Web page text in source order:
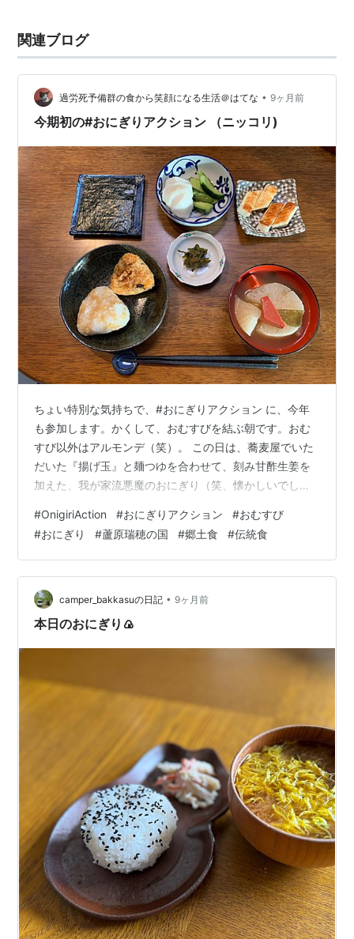
関連ブログ
過労死予備群の食から笑顔になる生活＠はてな • 9ヶ月前
今期初の#おにぎりアクション （ニッコリ)
ちょい特別な気持ちで、#おにぎりアクション に、今年
も参加します。かくして、おむすびを結ぶ朝です。おむ
すび以外はアルモンデ（笑）。 この日は、蕎麦屋でいた
だいた『揚げ玉』と麺つゆを合わせて、刻み甘酢生姜を
加えた、我が家流悪魔のおにぎり（笑、懐かしいでし
ンでカリカリ食感をプラスしたおにぎり、としました。
有明の海苔、青唐辛子味噌、胡瓜と蕪の塩蜜柑漬け、け
んちん汁で、定食仕立てにしました。 （私の育った家で
は、おむすび。昨今の世間は、おにぎりのようなので、
この記事には混在しています、ご勘弁を。） 毎日、お弁
当を整える我が家。普段、私があまり、自分の…
#OnigiriAction #おにぎりアクション #おむすび
#おにぎり #蘆原瑞穂の国 #郷土食 #伝統食
camper_bakkasuの日記 • 9ヶ月前
本日のおにぎり🍙